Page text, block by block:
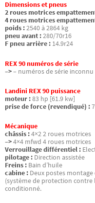
Dimensions et pneus
2 roues motrices
4 roues motrices
poids :2540 à 2864 kg
pneu avant :280/70r16
F pneu arrière : 14.9r24
REX 90 numéros de série
–>– numéros de série inconnu
Landini REX 90 puissance
moteur :83 hp [61.9 kw]
prise de force (revendiqué) :
Mécanique
châssis :4×2 2 roues motrices
–>4×4 mfwd 4 roues motrices
Verrouillage différentiel :
pilotage : Direction assistée
Freins : Bain d’huile
cabine : Deux postes
(système de protection
conditionné.